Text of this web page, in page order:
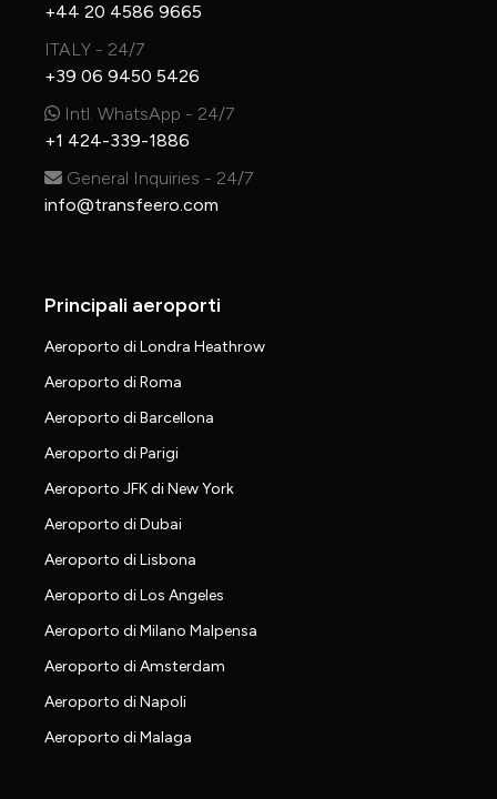
+44 20 4586 9665
ITALY - 24/7
+39 06 9450 5426
Intl. WhatsApp - 24/7
+1 424-339-1886
General Inquiries - 24/7
info@transfeero.com
Principali aeroporti
Aeroporto di Londra Heathrow
Aeroporto di Roma
Aeroporto di Barcellona
Aeroporto di Parigi
Aeroporto JFK di New York
Aeroporto di Dubai
Aeroporto di Lisbona
Aeroporto di Los Angeles
Aeroporto di Milano Malpensa
Aeroporto di Amsterdam
Aeroporto di Napoli
Aeroporto di Malaga